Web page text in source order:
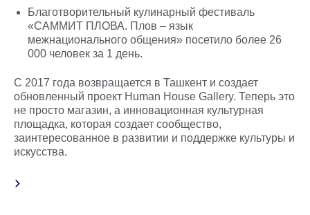
Благотворительный кулинарный фестиваль
«САММИТ ПЛОВА. Плов – язык
межнационального общения» посетило более 26
000 человек за 1 день.
С 2017 года возвращается в Ташкент и создает
обновленный проект Human House Gallery. Теперь это
не просто магазин, а инновационная культурная
площадка, которая создает сообщество,
заинтересованное в развитии и поддержке культуры и
искусства.